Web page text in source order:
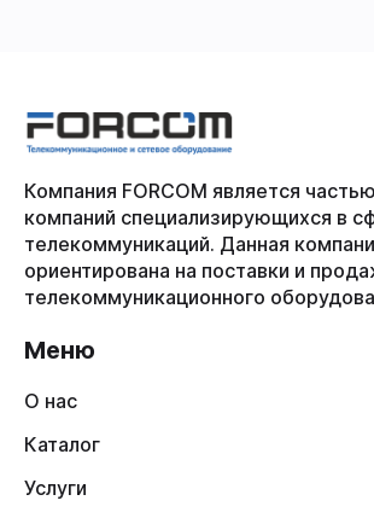
Компания FORCOM является
компаний специализирующихся в
телекоммуникаций. Данная
ориентирована на поставки и
телекоммуникационного
Меню
О нас
Каталог
Услуги